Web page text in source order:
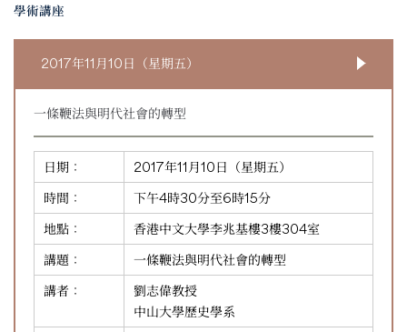
學術講座
2017年11月10日（星期五）
一條鞭法與明代社會的轉型
日期：
2017年11月10日（星期五）
時間：
下午4時30分至6時15分
地點：
香港中文大學李兆基樓3樓304室
講題：
一條鞭法與明代社會的轉型
講者：
劉志偉教授
中山大學歷史學系